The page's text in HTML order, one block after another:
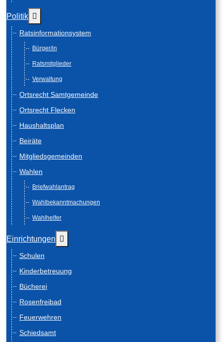
Politik
Ratsinformationsystem
Bürger/in
Ratsmitglieder
Verwaltung
Ortsrecht Samtgemeinde
Ortsrecht Flecken
Haushaltsplan
Beiräte
Mitgliedsgemeinden
Wahlen
Briefwahlantrag
Wahlbekanntmachungen
Wahlhelfer
Einrichtungen
Schulen
Kinderbetreuung
Bücherei
Rosenfreibad
Feuerwehren
Schiedsamt